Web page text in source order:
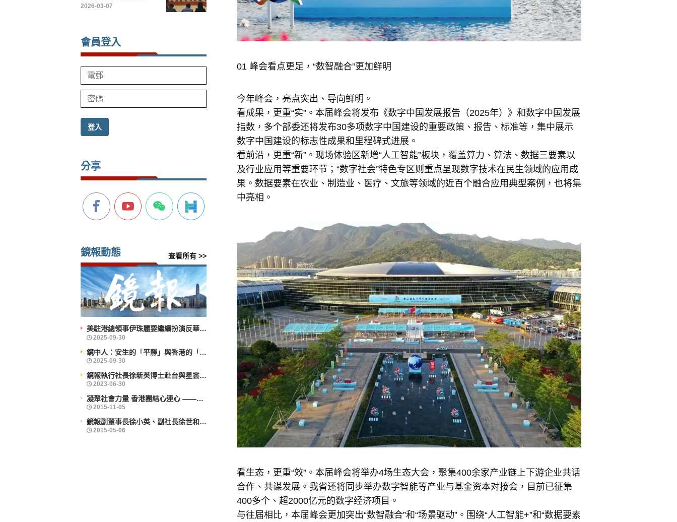
組會議
2026-03-07
會員登入
登入
分享
鏡報動態 查看所有 >>
美駐港總領事伊珠麗要繼續扮演反華鷹派角色？
鏡中人：安生的「平靜」與香港的「前行」
鏡報執行社長徐新英博士赴台與星雲大師會晤
凝聚社會力量 香港團結心連心 ——企業社會責任活力香港成就動力研討會舉辦
鏡報副董事長徐小英、副社長徐世和博士出席義工活動
01 峰会看点更足，“数智融合”更加鲜明
今年峰会，亮点突出、导向鲜明。
看成果，更重“实”。本届峰会将发布《数字中国发展报告（2025年）》和数字中国发展
指数，多个部委还将发布30多项数字中国建设的重要政策、报告、标准等，集中展示
数字中国建设的标志性成果和里程碑式进展。
看前沿，更重“新”。现场体验区新增“人工智能”板块，覆盖算力、算法、数据三要素以
及行业应用等重要环节；“数字社会”特色专区则重点呈现数字技术在民生领域的应用成
果。数据要素在农业、制造业、医疗、文旅等领域的近百个融合应用典型案例，也将集
中亮相。
看生态，更重“效”。本届峰会将举办4场生态大会，聚集400余家产业链上下游企业共话
合作、共谋发展。我省还将同步举办数字智能等产业与基金资本对接会，目前已征集
400多个、超2000亿元的数字经济项目。
与往届相比，本届峰会更加突出“数智融合”和“场景驱动”。围绕“人工智能+”和“数据要素